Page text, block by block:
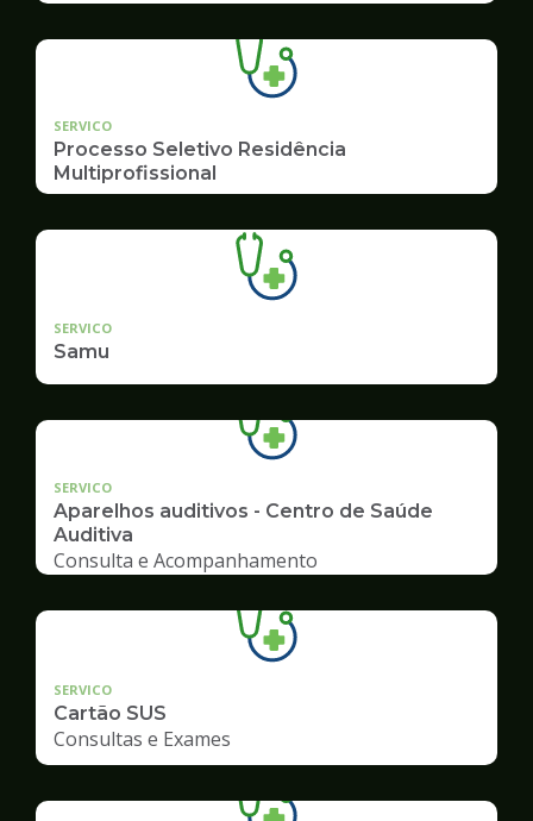
SERVICO
Processo Seletivo Residência
Multiprofissional
SERVICO
Samu
SERVICO
Aparelhos auditivos - Centro de Saúde
Auditiva
Consulta e Acompanhamento
SERVICO
Cartão SUS
Consultas e Exames